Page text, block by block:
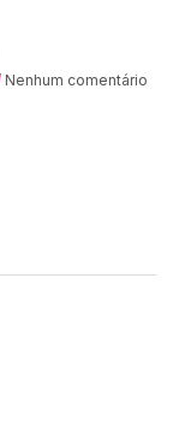
Nenhum comentário